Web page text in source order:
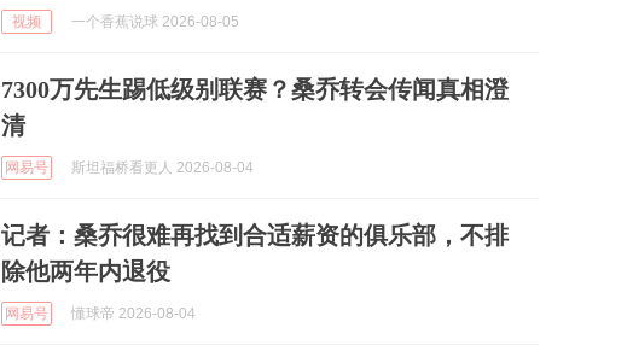
视频 一个香蕉说球 2026-08-05
7300万先生踢低级别联赛？桑乔转会传闻真相澄
清
网易号 斯坦福桥看更人 2026-08-04
记者：桑乔很难再找到合适薪资的俱乐部，不排
除他两年内退役
网易号 懂球帝 2026-08-04